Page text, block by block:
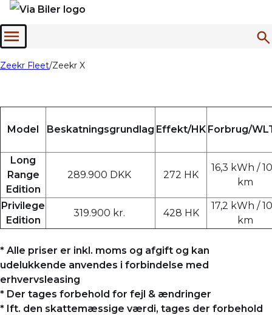
Menu
Zeekr Fleet Zeekr X
Model Beskatningsgrundlag Effekt/HK Forbrug/
Long
Range
Edition
289.900 DKK 272 HK
16,3 kWh /
km
Privilege
Edition
319.900 kr. 428 HK
17,2 kWh /
km
* Alle priser er inkl. moms og afgift og kan
udelukkende anvendes i forbindelse med
erhvervsleasing
* Der tages forbehold for fejl & ændringer
* Ift. den skattemæssige værdi, tages der forbehold